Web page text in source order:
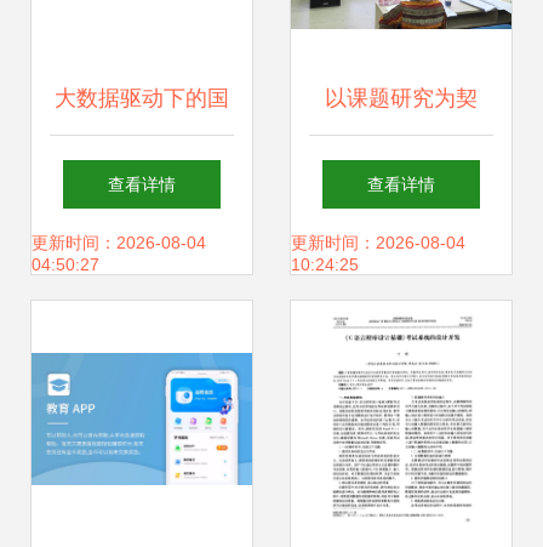
大数据驱动下的国
家创新系统重塑 从
技术赋能到生态重
查看详情
更新时间：2026-08-04
04:50:27
以课题研究为契
机，专业引领促发
展——佛山市2021
年度教育信息化应
用融合创新课题开
题报告会在怡海小
查看详情
更新时间：2026-08-04
10:24:25